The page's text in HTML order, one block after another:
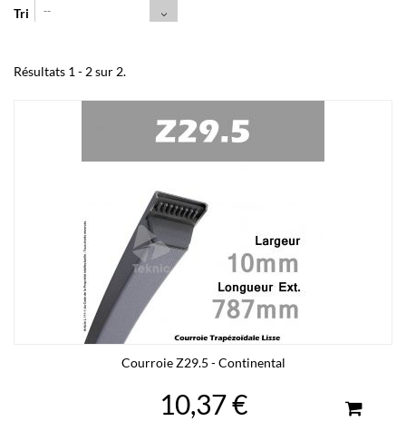
Tri --
Résultats 1 - 2 sur 2.
Courroie Z29.5 - Continental
10,37 €